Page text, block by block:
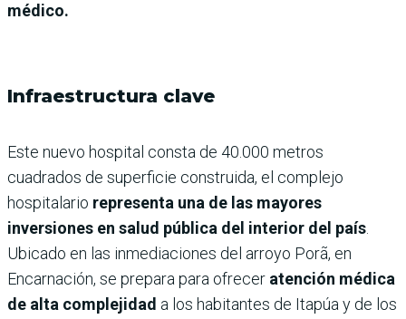
médico.
Infraestructura clave
Este nuevo hospital consta de 40.000 metros
cuadrados de superficie construida, el complejo
hospitalario representa una de las mayores
inversiones en salud pública del interior del país
Ubicado en las inmediaciones del arroyo Porã, en
Encarnación, se prepara para ofrecer atención médica
de alta complejidad a los habitantes de Itapúa y de los